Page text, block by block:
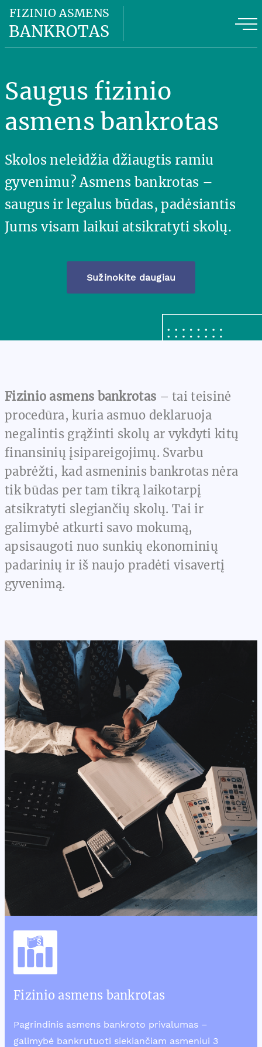
FIZINIO ASMENS
BANKROTAS Fizinio asmens bankroto kaina
Apie mus
Kontaktai
Saugus fizinio
asmens bankrotas
Skolos neleidžia džiaugtis ramiu
gyvenimu? Asmens bankrotas –
saugus ir legalus būdas, padėsiantis
Jums visam laikui atsikratyti skolų.
Sužinokite daugiau
Fizinio asmens bankrotas – tai teisinė
procedūra, kuria asmuo deklaruoja
negalintis grąžinti skolų ar vykdyti kitų
finansinių įsipareigojimų. Svarbu
pabrėžti, kad asmeninis bankrotas nėra
tik būdas per tam tikrą laikotarpį
atsikratyti slegiančių skolų. Tai ir
galimybė atkurti savo mokumą,
apsisaugoti nuo sunkių ekonominių
padarinių ir iš naujo pradėti visavertį
gyvenimą.
Fizinio asmens bankrotas
Pagrindinis asmens bankroto privalumas –
galimybė bankrutuoti siekiančiam asmeniui 3